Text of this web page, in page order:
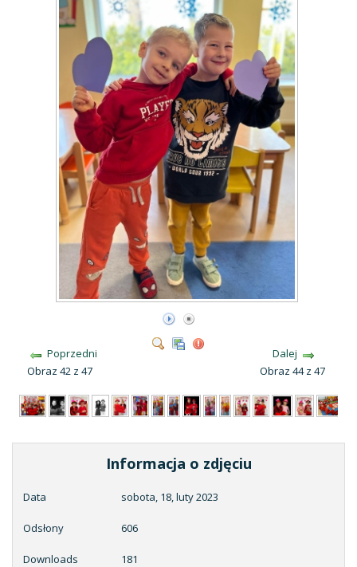
Poprzedni
Obraz 42 z 47
Dalej
Obraz 44 z 47
Informacja o zdjęciu
Data sobota, 18, luty 2023
Odsłony 606
Downloads 181